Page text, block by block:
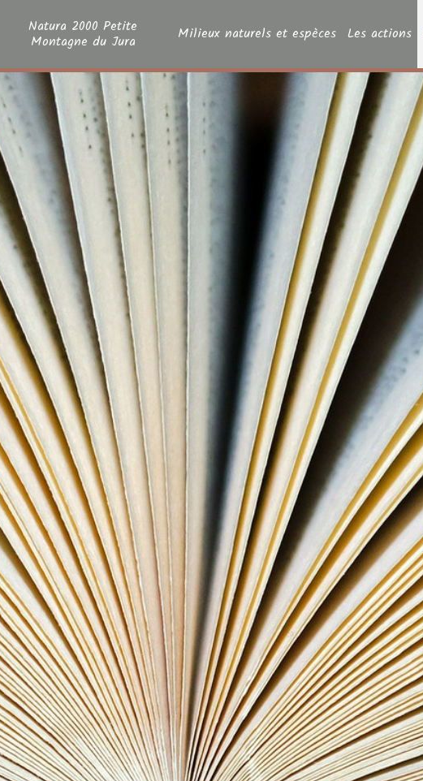
Natura 2000 Petite
Montagne du Jura Milieux naturels et espèces Les actions